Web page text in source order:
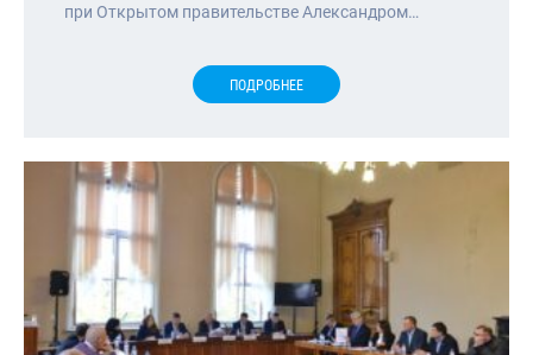
при Открытом правительстве Александром…
ПОДРОБНЕЕ